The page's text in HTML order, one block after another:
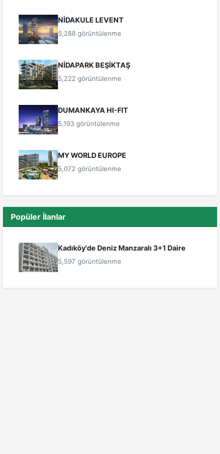
NİDAKULE LEVENT
5,288 görüntülenme
NİDAPARK BEŞİKTAŞ
5,222 görüntülenme
DUMANKAYA HI-FIT
5,193 görüntülenme
MY WORLD EUROPE
5,072 görüntülenme
Popüler İlanlar
Kadıköy'de Deniz Manzaralı 3+1 Daire
5,597 görüntülenme